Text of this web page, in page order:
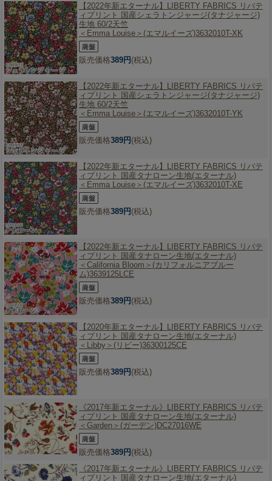
【2022年新エターナル】 LIBERTY FABRICS リバテ
ィプリント 国産シェラトンジャージ(タナジャージ)
生地 60/2天竺
＜Emma Louise＞(エマルイーズ)3632010T-XK
販売価格389円(税込)
【2022年新エターナル】 LIBERTY FABRICS リバテ
ィプリント 国産シェラトンジャージ(タナジャージ)
生地 60/2天竺
＜Emma Louise＞(エマルイーズ)3632010T-YK
販売価格389円(税込)
【2022年新エターナル】 LIBERTY FABRICS リバテ
ィプリント 国産タナローン生地(エターナル)
＜Emma Louise＞(エマルイーズ)3632010T-XE
販売価格389円(税込)
【2022年新エターナル】 LIBERTY FABRICS リバテ
ィプリント 国産タナローン生地(エターナル)
＜California Bloom＞(カリフォルニアブルー
ム)3639125LCE
販売価格389円(税込)
【2020年新エターナル】 LIBERTY FABRICS リバテ
ィプリント 国産タナローン生地(エターナル)
＜Libby＞(リビー)36300125CE
販売価格389円(税込)
《2017年新エターナル》 LIBERTY FABRICS リバテ
ィプリント 国産タナローン生地(エターナル)
＜Garden＞(ガーデン)DC27016WE
販売価格389円(税込)
《2017年新エターナル》 LIBERTY FABRICS リバテ
ィプリント 国産タナローン生地(エターナル)